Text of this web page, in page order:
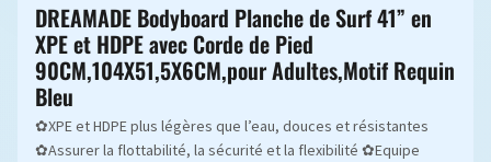
DREAMADE Bodyboard Planche de Surf 41” en
XPE et HDPE avec Corde de Pied
90CM,104X51,5X6CM,pour Adultes,Motif Requin
Bleu
✿XPE et HDPE plus légères que l’eau, douces et résistantes
✿Assurer la flottabilité, la sécurité et la flexibilité ✿Equipe